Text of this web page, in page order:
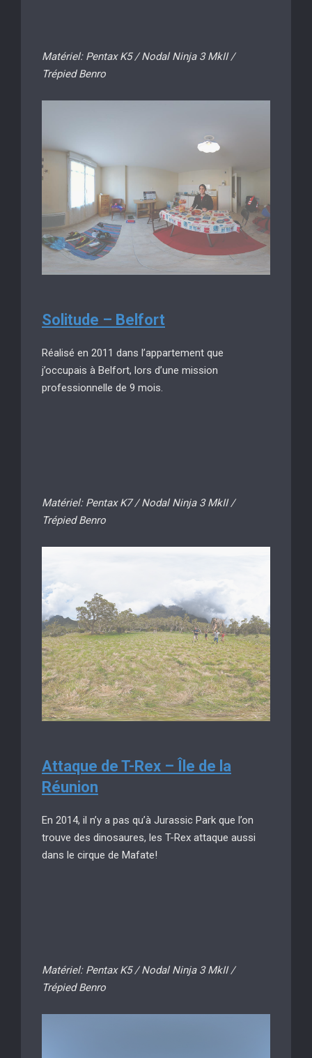
Matériel: Pentax K5 / Nodal Ninja 3 MkII /
Trépied Benro
Solitude – Belfort
Réalisé en 2011 dans l’appartement que
j’occupais à Belfort, lors d’une mission
professionnelle de 9 mois.
Matériel: Pentax K7 / Nodal Ninja 3 MkII /
Trépied Benro
Attaque de T-Rex – Île de la
Réunion
En 2014, il n’y a pas qu’à Jurassic Park que l’on
trouve des dinosaures, les T-Rex attaque aussi
dans le cirque de Mafate!
Matériel: Pentax K5 / Nodal Ninja 3 MkII /
Trépied Benro